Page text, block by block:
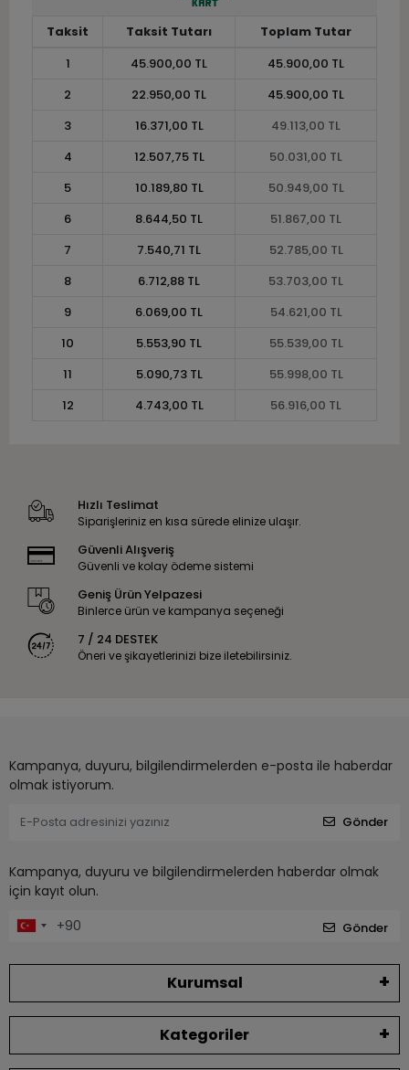
Taksit Taksit Tutarı
Toplam Tutar
1
45.900,00 TL
45.900,00 TL
2
22.950,00 TL
45.900,00 TL
3
16.371,00 TL
49.113,00 TL
4
12.507,75 TL
50.031,00 TL
5
10.189,80 TL
50.949,00 TL
6
8.644,50 TL
51.867,00 TL
7
7.540,71 TL
52.785,00 TL
8
6.712,88 TL
53.703,00 TL
9
6.069,00 TL
54.621,00 TL
10
5.553,90 TL
55.539,00 TL
11
5.090,73 TL
55.998,00 TL
12
4.743,00 TL 56.916,00 TL
Hızlı Teslimat
Siparişleriniz en kısa sürede elinize ulaşır.
Güvenli Alışveriş
Güvenli ve kolay ödeme sistemi
Geniş Ürün Yelpazesi
Binlerce ürün ve kampanya seçeneği
7 / 24 DESTEK
Öneri ve şikayetlerinizi bize iletebilirsiniz.
Kampanya, duyuru, bilgilendirmelerden e-posta ile haberdar
olmak istiyorum.
Gönder
Kampanya, duyuru ve bilgilendirmelerden haberdar olmak
için kayıt olun.
Gönder
Kurumsal
Kategoriler